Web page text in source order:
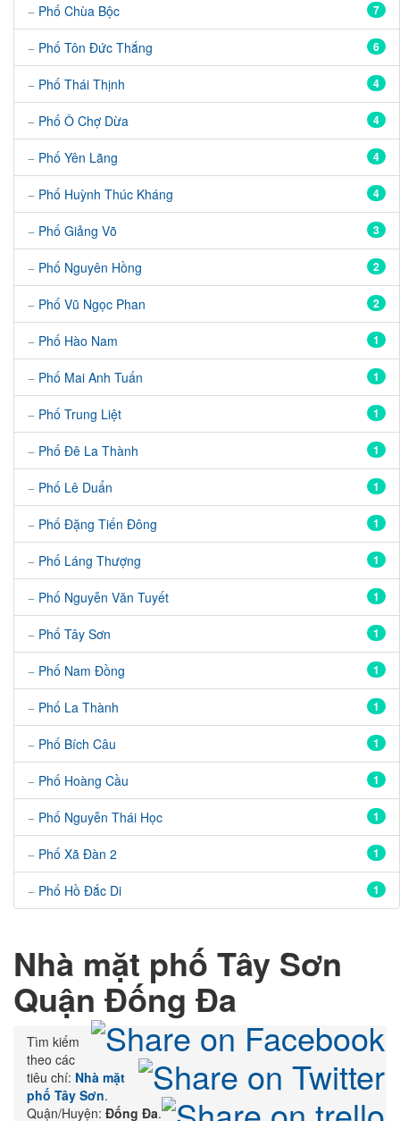
7
Phố Chùa Bộc
6
Phố Tôn Đức Thắng
4
Phố Thái Thịnh
4
Phố Ô Chợ Dừa
4
Phố Yên Lãng
4
Phố Huỳnh Thúc Kháng
3
Phố Giảng Võ
2
Phố Nguyên Hồng
2
Phố Vũ Ngọc Phan
1
Phố Hào Nam
1
Phố Mai Anh Tuấn
1
Phố Trung Liệt
1
Phố Đê La Thành
1
Phố Lê Duẩn
1
Phố Đặng Tiến Đông
1
Phố Láng Thượng
1
Phố Nguyễn Văn Tuyết
1
Phố Tây Sơn
1
Phố Nam Đồng
1
Phố La Thành
1
Phố Bích Câu
1
Phố Hoàng Cầu
1
Phố Nguyễn Thái Học
1
Phố Xã Đàn 2
1
Phố Hồ Đắc Di
Nhà mặt phố Tây Sơn
Quận Đống Đa
Tìm kiếm
theo các
tiêu chí: Nhà mặt
phố Tây Sơn.
Quận/Huyện: Đống Đa.